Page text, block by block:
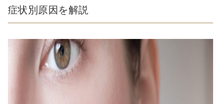
症状別原因を解説